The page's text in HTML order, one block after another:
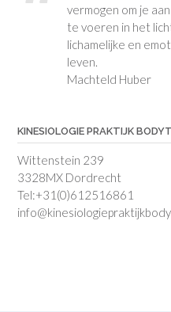
vermogen om je
te voeren in het
lichamelijke en
leven.
Machteld Huber
KINESIOLOGIE PRAKTIJK
Wittenstein 239
3328MX Dordrecht
Tel:+31(0)612516861